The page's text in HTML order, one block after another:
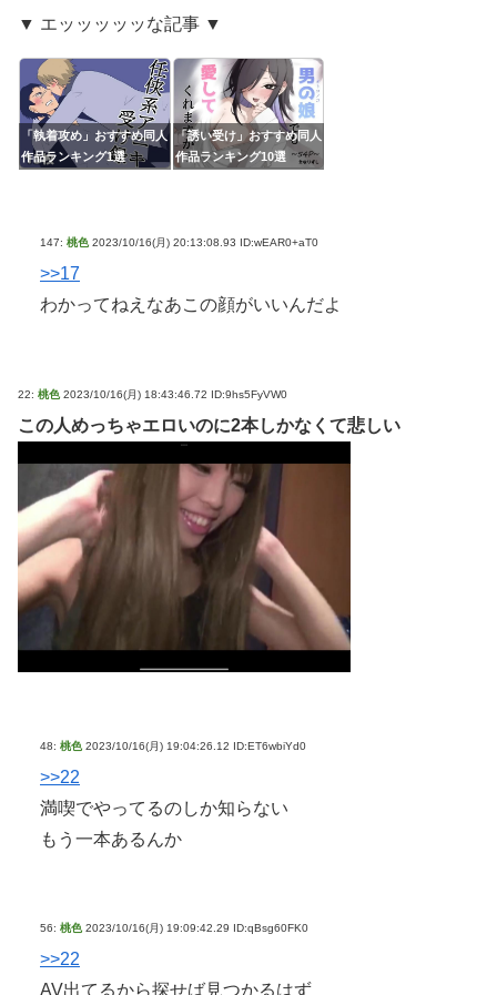
▼ エッッッッッな記事 ▼
「執着攻め」おすすめ同人
作品ランキング1選
「誘い受け」おすすめ同人
作品ランキング10選
147: 桃色 2023/10/16(月) 20:13:08.93 ID:wEAR0+aT0
>>17
わかってねえなあこの顔がいいんだよ
22: 桃色 2023/10/16(月) 18:43:46.72 ID:9hs5FyVW0
この人めっちゃエロいのに2本しかなくて悲しい
48: 桃色 2023/10/16(月) 19:04:26.12 ID:ET6wbiYd0
>>22
満喫でやってるのしか知らない
もう一本あるんか
56: 桃色 2023/10/16(月) 19:09:42.29 ID:qBsg60FK0
>>22
AV出てるから探せば見つかるはず